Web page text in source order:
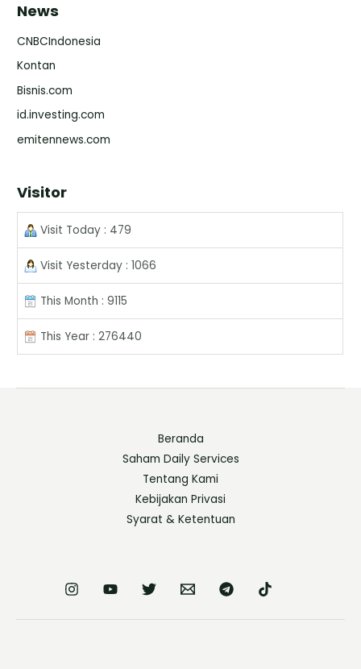
News
CNBCIndonesia
Kontan
Bisnis.com
id.investing.com
emitennews.com
Visitor
Visit Today : 479
Visit Yesterday : 1066
This Month : 9115
This Year : 276440
Beranda
Saham Daily Services
Tentang Kami
Kebijakan Privasi
Syarat & Ketentuan